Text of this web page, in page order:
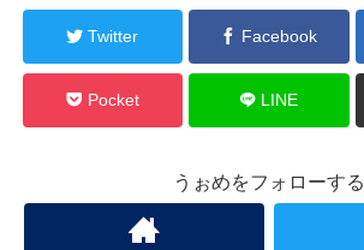
Twitter Facebook
Pocket LINE
うぉめをフォローする